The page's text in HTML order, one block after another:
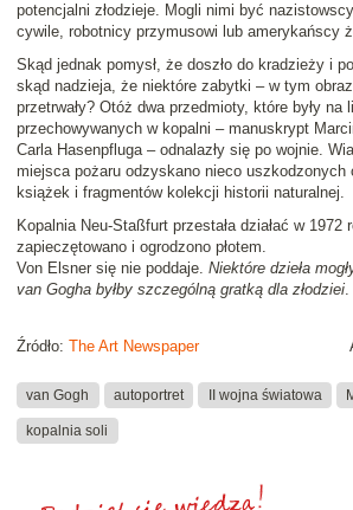
potencjalni złodzieje. Mogli nimi być
cywile, robotnicy przymusowi lub amerykańscy
Skąd jednak pomysł, że doszło do kradzieży i
skąd nadzieja, że niektóre zabytki – w tym
przetrwały? Otóż dwa przedmioty, które były na
przechowywanych w kopalni – manuskrypt
Carla Hasenpfluga – odnalazły się po wojnie.
miejsca pożaru odzyskano nieco uszkodzonych
książek i fragmentów kolekcji historii naturalnej.
Kopalnia Neu-Staßfurt przestała działać w
zapieczętowano i ogrodzono płotem.
Von Elsner się nie poddaje. Niektóre dzieła
van Gogha byłby szczególną gratką dla złodziei.
Źródło: The Art Newspaper
van Gogh autoportret II wojna światowa
kopalnia soli